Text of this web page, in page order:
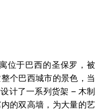
位于巴西的圣保罗，被
个巴西城市的景色，当
计了一系列货架 – 木制
的双高墙，为大量的艺